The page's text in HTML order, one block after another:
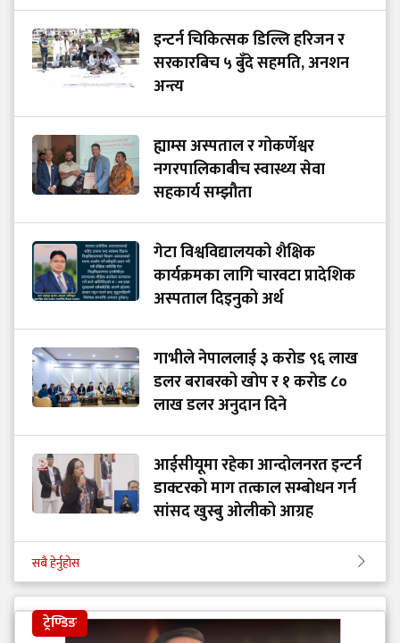
इन्टर्न चिकित्सक डिल्लि हरिजन र
सरकारबिच ५ बुँदे सहमति, अनशन
अन्त्य
ह्याम्स अस्पताल र गोकर्णेश्वर
नगरपालिकाबीच स्वास्थ्य सेवा
सहकार्य सम्झौता
गेटा विश्वविद्यालयको शैक्षिक
कार्यक्रमका लागि चारवटा प्रादेशिक
अस्पताल दिइनुको अर्थ
गाभीले नेपाललाई ३ करोड ९६ लाख
डलर बराबरको खोप र १ करोड ८०
लाख डलर अनुदान दिने
आईसीयूमा रहेका आन्दोलनरत इन्टर्न
डाक्टरको माग तत्काल सम्बोधन गर्न
सांसद खुस्बु ओलीको आग्रह
सबै हेर्नुहोस
ट्रेण्डिङ